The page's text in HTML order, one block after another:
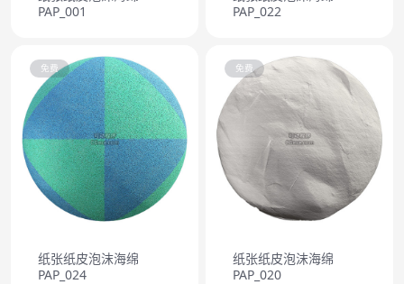
PAP_001
PAP_022
免费
纸张纸皮泡沫海绵
PAP_024
免费
纸张纸皮泡沫海绵
PAP_020